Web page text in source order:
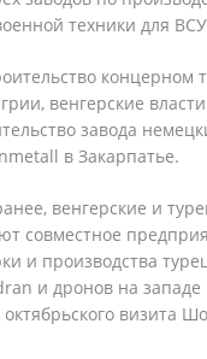
техники для
концерном
венгерские
завода
в Закарпатье.
венгерские и
совместное
и производства
и дронов на западе
визита